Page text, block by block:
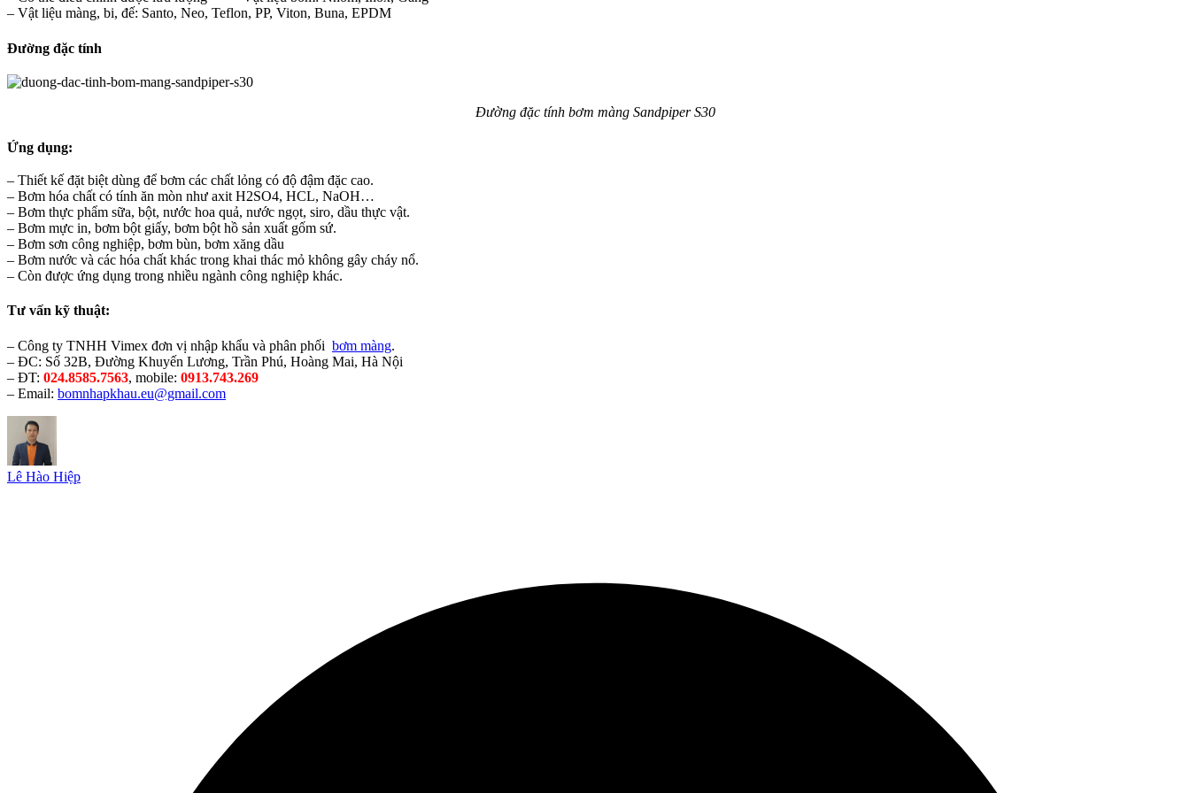
– Vật liệu màng, bi, đế: Santo, Neo, Teflon, PP, Viton, Buna, EPDM
Đường đặc tính
Đường đặc tính bơm màng Sandpiper S30
Ứng dụng:
– Thiết kế đặt biệt dùng để bơm các chất lỏng có độ đậm đặc cao.
– Bơm hóa chất có tính ăn mòn như axit H2SO4, HCL, NaOH…
– Bơm thực phẩm sữa, bột, nước hoa quả, nước ngọt, siro, dầu thực vật.
– Bơm mực in, bơm bột giấy, bơm bột hồ sản xuất gốm sứ.
– Bơm sơn công nghiệp, bơm bùn, bơm xăng dầu
– Bơm nước và các hóa chất khác trong khai thác mỏ không gây cháy nổ.
– Còn được ứng dụng trong nhiều ngành công nghiệp khác.
Tư vấn kỹ thuật:
– Công ty TNHH Vimex đơn vị nhập khẩu và phân phối bơm màng.
– ĐC: Số 32B, Đường Khuyến Lương, Trần Phú, Hoàng Mai, Hà Nội
– ĐT: 024.8585.7563, mobile: 0913.743.269
– Email: bomnhapkhau.eu@gmail.com
Lê Hào Hiệp